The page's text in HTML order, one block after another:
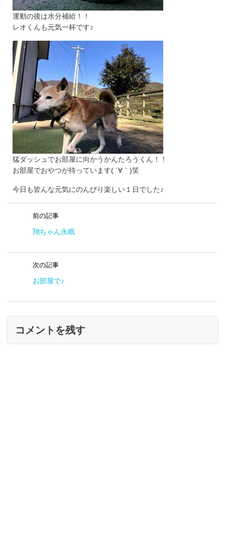
運動の後は水分補給！！
レオくんも元気一杯です♪
猛ダッシュでお部屋に向かうかんたろうくん！！
お部屋でおやつが待っています( ´∀｀)笑
今日も皆んな元気にのんびり楽しい１日でした♪
前の記事
翔ちゃん永眠
次の記事
お部屋で♪
コメントを残す